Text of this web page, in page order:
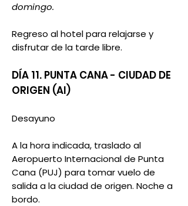
domingo.
Regreso al hotel para relajarse y
disfrutar de la tarde libre.
DÍA 11. PUNTA CANA - CIUDAD DE
ORIGEN (AI)
Desayuno
A la hora indicada, traslado al
Aeropuerto Internacional de Punta
Cana (PUJ) para tomar vuelo de
salida a la ciudad de origen. Noche a
bordo.